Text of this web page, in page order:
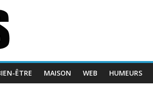
ÊTRE MAISON WEB HUMEURS